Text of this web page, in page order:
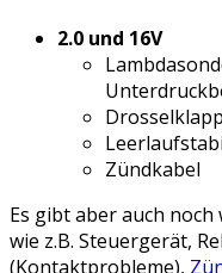
2.0 und 16V
Zündkabel
Es gibt aber auch
wie z.B. Steuergerät,
(Kontaktprobleme),